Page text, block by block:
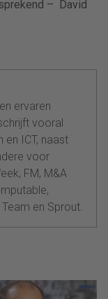
–
David
ervaren
vooral
en ICT, naast
voor
FM, M&A
en Sprout.